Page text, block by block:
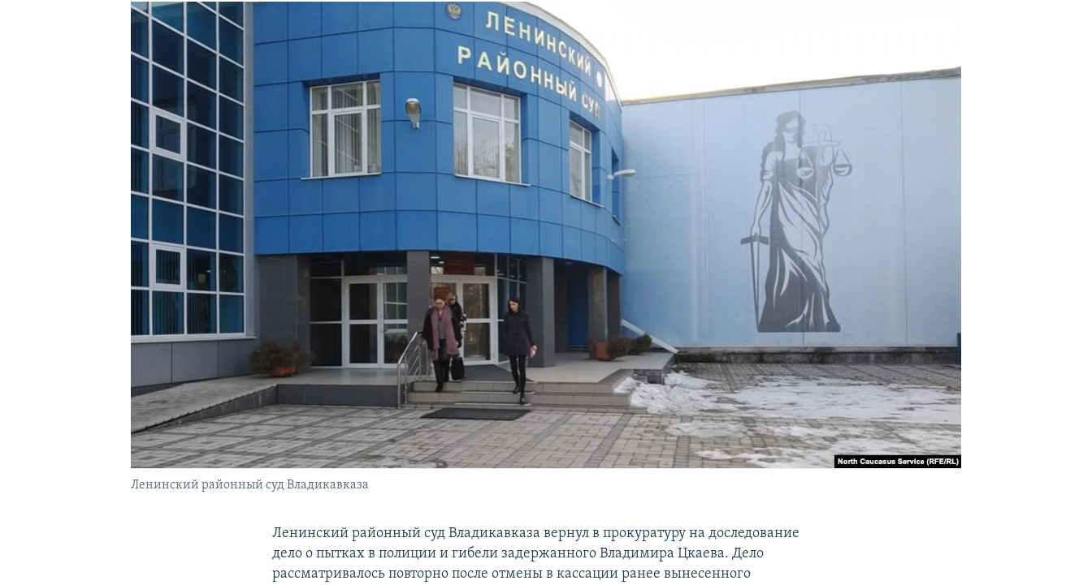
ПОДПИШИТЕСЬ НА РАССЫЛКУ
Ленинский районный суд Владикавказа
Ленинский районный суд Владикавказа вернул в прокуратуру на доследование
дело о пытках в полиции и гибели задержанного Владимира Цкаева. Дело
рассматривалось повторно после отмены в кассации ранее вынесенного